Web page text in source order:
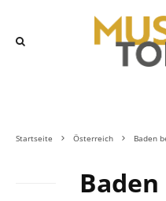
Startseite Österreich Baden